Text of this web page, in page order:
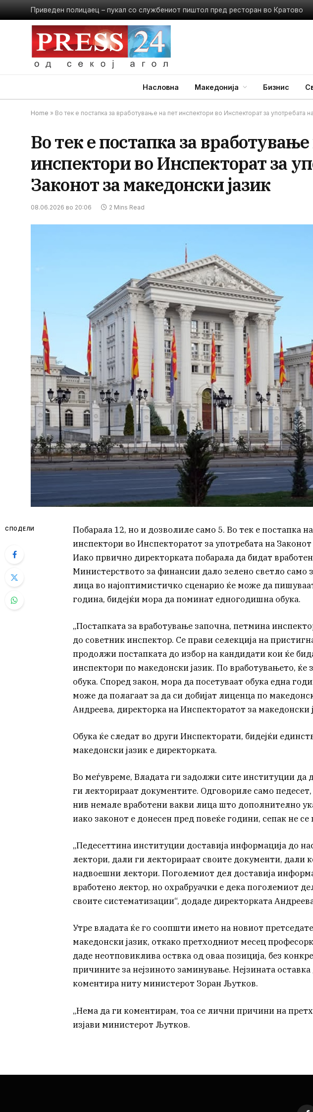
Приведен полицаец – пукал со службениот пиштол пред ресторан во Кратово
Насловна Македонија Бизнис
Home » Во тек е постапка за вработување на пет инспектори во Инспекторат за употребата
Во тек е постапка за
инспектори во Инспекторат за
Законот за македонски јазик
08.06.2026 во 20:06 2 Mins Read
СПОДЕЛИ
Побарала 12, но и дозволиле само 5. Во тек е постапка
инспектори во Инспекторатот за употребата на
Иако првично директорката побарала да бидат
Министерството за финансии дало зелено светло само
лица во најоптимистичко сценарио ќе може да
година, бидејќи мора да поминат едногодишна обука.
„Постапката за вработување започна, петмина
до советник инспектор. Се прави селекција на
продолжи постапката до избор на кандидати кои ќе
инспектори по македонски јазик. По вработувањето, ќе
обука. Според закон, мора да посетуваат обука една
може да полагаат за да си добијат лиценца по
Андреева, директорка на Инспекторатот за македонски
Обука ќе следат во други Инспекторати, бидејќи
македонски јазик е директорката.
Во меѓувреме, Владата ги задолжи сите институции да
ги лекторираат документите. Одговориле само
нив немале вработени вакви лица што дополнително
иако законот е донесен пред повеќе години, сепак не се
„Педесеттина институции доставија информација до
лектори, дали ги лекторираат своите документи, дали
надвоешни лектори. Поголемиот дел доставија
вработено лектор, но охрабруачки е дека поголемиот
своите систематизации“, додаде директорката
Утре владата ќе го соопшти името на новиот
македонски јазик, откако претходниот месец
даде неотповиклива оствка од оваа позиција, без
причините за нејзиното заминување. Нејзината оставка
коментира ниту министерот Зоран Љутков.
„Нема да ги коментирам, тоа се лични причини на
изјави министерот Љутков.